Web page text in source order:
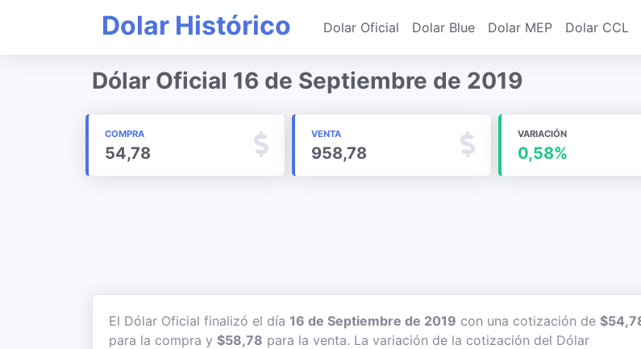
Dolar Histórico Dolar Oficial Dolar Blue Dolar MEP Dolar CCL
Dólar Oficial 16 de Septiembre de 2019
COMPRA
54,78
VENTA
958,78
VARIACIÓN
0,58%
El Dólar Oficial finalizó el día 16 de Septiembre de 2019 con una cotización de
para la compra y $58,78 para la venta. La variación de la cotización del Dólar